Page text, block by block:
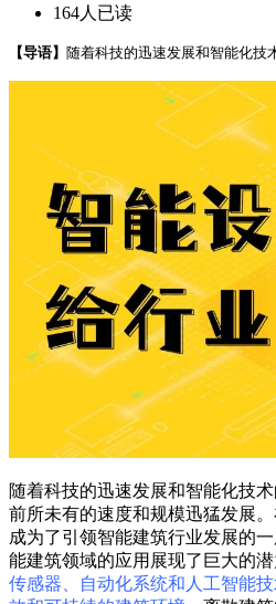
164人已读
【导语】 随着科技的迅速发展和智能化
随着科技的迅速发展和智能化技
前所未有的速度和规模迅猛发展
成为了引领智能建筑行业发展的
能建筑领域的应用展现了巨大的潜
传感器、自动化系统和人工智能